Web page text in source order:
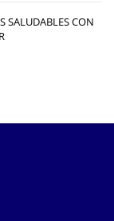
SALUDABLES CON